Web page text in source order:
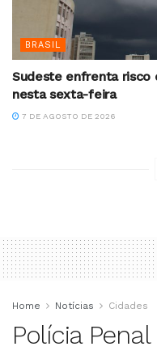
BRASIL
Sudeste enfrenta risco
nesta sexta-feira
7 DE AGOSTO DE 2026
Home Notícias Cidades
Polícia